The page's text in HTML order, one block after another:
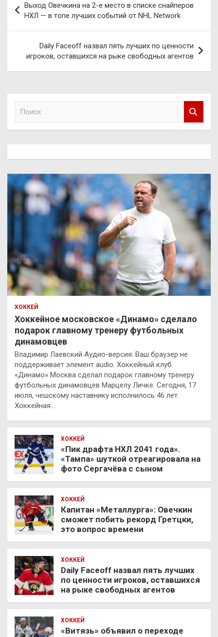
по
записям
Выход Овечкина на 2-е место в списке снайперов
НХЛ — в топе лучших событий от NHL Network
Daily Faceoff назвал пять лучших по ценности
игроков, оставшихся на рыке свободных агентов
ХОККЕЙ
Хоккейное московское «Динамо» сделало
подарок главному тренеру футбольных
динамовцев
Владимир Лаевский Аудио-версия: Ваш браузер не
поддерживает элемент audio. Хоккейный клуб
«Динамо» Москва сделал подарок главному тренеру
футбольных динамовцев Марцелу Личке. Сегодня, 17
июля, чешскому наставнику исполнилось 46 лет.
Хоккейная…
ХОККЕЙ
«Пик драфта НХЛ 2041 года».
«Тампа» шуткой отреагировала на
фото Сергачёва с сыном
ХОККЕЙ
Капитан «Металлурга»: Овечкин
сможет побить рекорд Гретцки,
это вопрос времени
ХОККЕЙ
Daily Faceoff назвал пять лучших
по ценности игроков, оставшихся
на рыке свободных агентов
ХОККЕЙ
«Витязь» объявил о переходе